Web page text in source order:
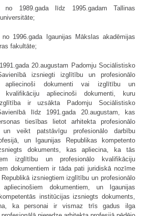
no 1989.gada līdz 1995.gadam Tallinas
no 1996.gada Igaunijas Mākslas akadēmijas
fakultāte;
20.augustam Padomju Sociālistisko
izsniegti izglītību un profesionālo
apliecinoši dokumenti vai izglītību un
kvalifikāciju apliecinoši dokumenti, kuru
ir uzsākta Padomju Sociālistisko
līdz 1991.gada 20.augustam, kas
tiesības lietot arhitekta profesionālo
un veikt patstāvīgu profesionālo darbību
un Igaunijas Republikas kompetento
dokuments, kas apliecina, ka tās
izglītību un profesionālo kvalifikāciju
dokumentiem ir tāda pati juridiskā nozīme
izsniegtiem izglītību un profesionālo
apliecinošiem dokumentiem, un Igaunijas
institūcijas izsniegts dokuments,
ka personai ir vismaz trīs gadus ilga